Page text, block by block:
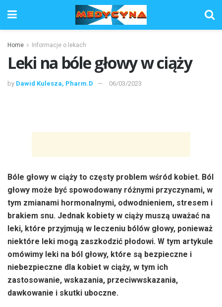
Home Informacje o lekach
Leki na bóle głowy w ciąży
by Dawid Kulesza, Pharm.D 06/03/2023
Bóle głowy w ciąży to częsty problem wśród kobiet. Ból
głowy może być spowodowany różnymi przyczynami, w
tym zmianami hormonalnymi, odwodnieniem, stresem i
brakiem snu. Jednak kobiety w ciąży muszą uważać na
leki, które przyjmują w leczeniu bólów głowy, ponieważ
niektóre leki mogą zaszkodzić płodowi. W tym artykule
omówimy leki na ból głowy, które są bezpieczne i
niebezpieczne dla kobiet w ciąży, w tym ich
zastosowanie, wskazania, przeciwwskazania,
dawkowanie i skutki uboczne.